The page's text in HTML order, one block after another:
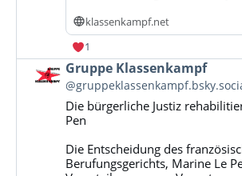
klassenkampf.net
1
Beitrag
von
Gruppe
Klassenkampf
Bluesky
ansehen
Gruppe Klassenkampf
Die bürgerliche Justiz
Pen
Die Entscheidung des
Berufungsgerichts, Marine Le